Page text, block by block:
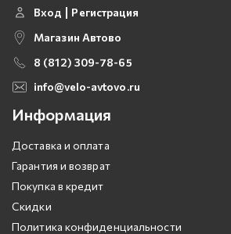
Вход
Регистрация
Магазин Автово
8 (812) 309-78-65
info@velo-avtovo.ru
Информация
Доставка и оплата
Гарантия и возврат
Покупка в кредит
Скидки
Политика конфиденциальности